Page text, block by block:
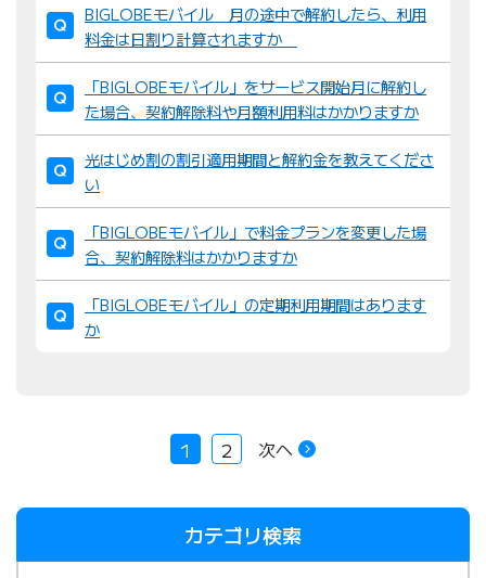
BIGLOBEモバイル 月の途中で解約したら、利用
料金は日割り計算されますか
「BIGLOBEモバイル」をサービス開始月に解約し
た場合、契約解除料や月額利用料はかかりますか
光はじめ割の割引適用期間と解約金を教えてくださ
い
「BIGLOBEモバイル」で料金プランを変更した場
合、契約解除料はかかりますか
「BIGLOBEモバイル」の定期利用期間はあります
か
1 2 次へ
カテゴリ検索